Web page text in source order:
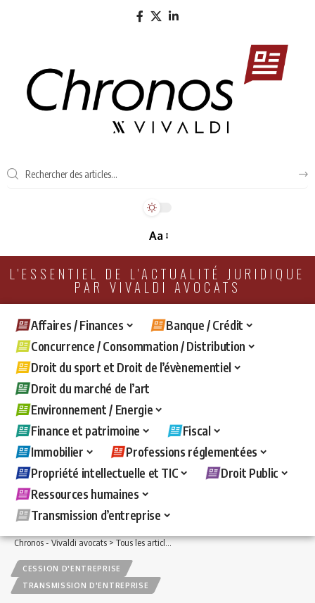
Aa
L'ESSENTIEL DE L'ACTUALITÉ JURIDIQUE
PAR VIVALDI AVOCATS
Affaires / Finances
Banque / Crédit
Concurrence / Consommation / Distribution
Droit du sport et Droit de l’évènementiel
Droit du marché de l’art
Environnement / Energie
Finance et patrimoine
Fiscal
Immobilier
Professions réglementées
Propriété intellectuelle et TIC
Droit Public
Ressources humaines
Transmission d’entreprise
Chronos - Vivaldi avocats>Tous les articles >Transmission d'entreprise>
CESSION D'ENTREPRISE
TRANSMISSION D'ENTREPRISE